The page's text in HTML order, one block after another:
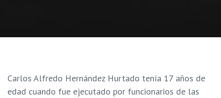
Carlos Alfredo Hernández Hurtado tenía 17 años de
edad cuando fue ejecutado por funcionarios de las